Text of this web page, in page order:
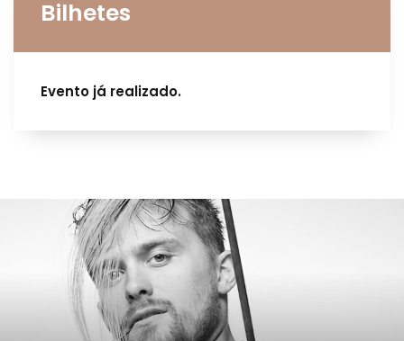
Bilhetes
Evento já realizado.